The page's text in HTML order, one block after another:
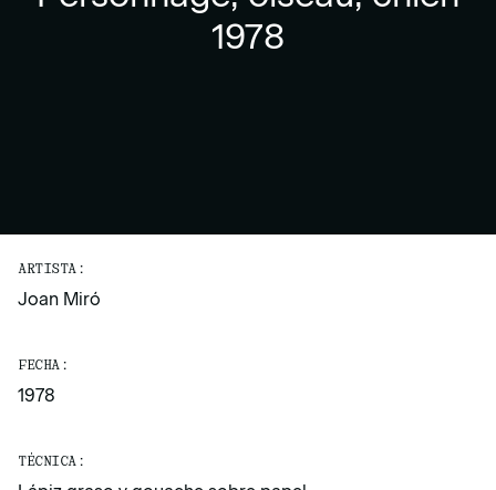
1978
ARTISTA:
Joan Miró
FECHA:
1978
TÉCNICA: